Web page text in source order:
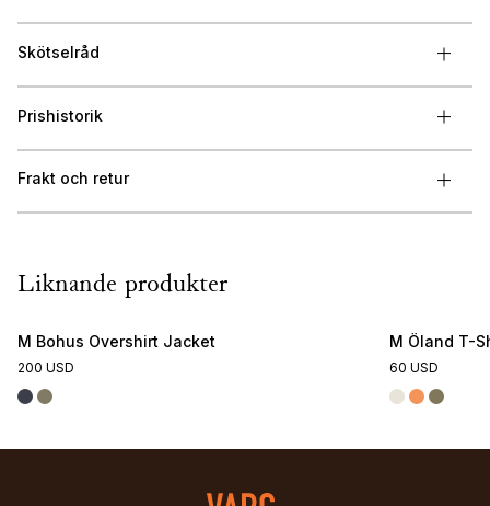
Skötselråd
Prishistorik
Frakt och retur
Liknande produkter
M Bohus Overshirt Jacket
200 USD
M Öland T-
60 USD